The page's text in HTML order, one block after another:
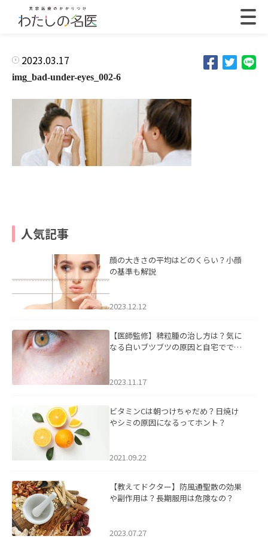
2023.03.17
img_bad-under-eyes_002-6
人気記事
顔の大きさの平均はどのくらい？小顔
の基準も解説
2023.12.12
【医師監修】稗粒腫の治し方は？気に
なる白いブツブツの原因と自宅ででき
2023.11.17
ビタミンCは朝つけちゃだめ？日焼け
やシミの原因になるってホント？
2021.09.22
【教えてドクター】防風通聖散の効果
や副作用は？長期服用は危険なの？
2023.07.27